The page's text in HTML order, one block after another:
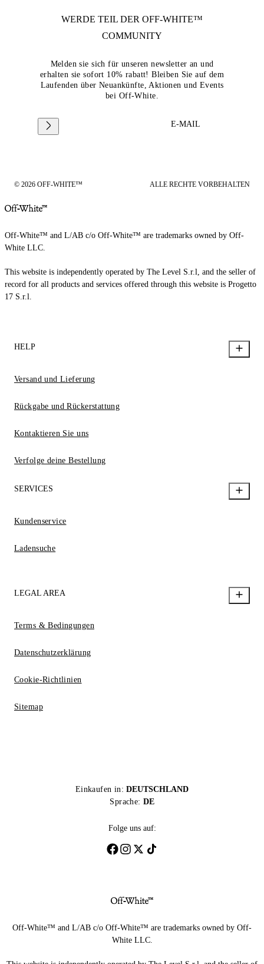
WERDE TEIL DER OFF-WHITE™
COMMUNITY
Melden sie sich für unseren newsletter an und
erhalten sie sofort 10% rabatt! Bleiben Sie auf dem
Laufenden über Neuankünfte, Aktionen und Events
bei Off-White.
E-MAIL
© 2026 OFF-WHITE™ ALLE RECHTE VORBEHALTEN
Off-White™ and L/AB c/o Off-White™ are trademarks owned by Off-
White LLC.
This website is independently operated by The Level S.r.l, and the seller of
record for all products and services offered through this website is Progetto
17 S.r.l.
HELP
Versand und Lieferung
Rückgabe und Rückerstattung
Kontaktieren Sie uns
Verfolge deine Bestellung
SERVICES
Kundenservice
Ladensuche
LEGAL AREA
Terms & Bedingungen
Datenschutzerklärung
Cookie-Richtlinien
Sitemap
Einkaufen in: DEUTSCHLAND
Sprache: DE
Folge uns auf:
Off-White™ and L/AB c/o Off-White™ are trademarks owned by Off-
White LLC.